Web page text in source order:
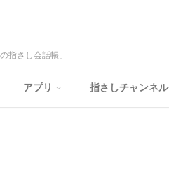
指さし会話帳」
アプリ 指さしチャンネル